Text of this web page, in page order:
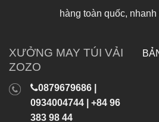
hàng toàn quốc,
XƯỞNG MAY TÚI VẢI
ZOZO
0879679686 |
0934004744 | +84 96
383 98 44